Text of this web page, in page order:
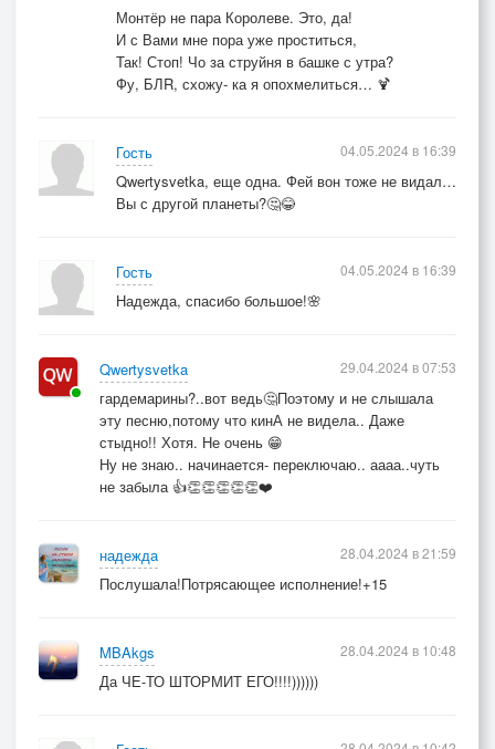
Монтёр не пара Королеве. Это, да!
И с Вами мне пора уже проститься,
Так! Стоп! Чо за струйня в башке с утра?
Фу, БЛR, схожу- ка я опохмелиться… 🍹
Гость
Qwertysvetka, еще одна. Фей вон тоже не видал…
Вы с другой планеты?🤔😂
04.05.2024 в 16:39
Гость
Надежда, спасибо большое!🌸
04.05.2024 в 16:39
Qwertysvetka
гардемарины?..вот ведь🤔Поэтому и не слышала
эту песню,потому что кинА не видела.. Даже
стыдно!! Хотя. Не очень 😁
Ну не знаю.. начинается- переключаю.. аааа..чуть
не забыла 👍👏👏👏👏👏❤️
29.04.2024 в 07:53
надежда
Послушала!Потрясающее исполнение!+15
28.04.2024 в 21:59
MBAkgs
Да ЧЕ-ТО ШТОРМИТ ЕГО!!!!))))))
28.04.2024 в 10:48